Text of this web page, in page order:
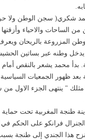
شكري( سجن الوطن ولا
من الساحات والاحياء
المزروعة بالريحان
يدخل وطنه عبر بساتين
بدأ محمد يشعر بالنقص أمام
بعد ظهور الجمعيات
" ينتهى الجزء الاول من
فرانكو على الحكم
هذا الجندي إلى طنجة